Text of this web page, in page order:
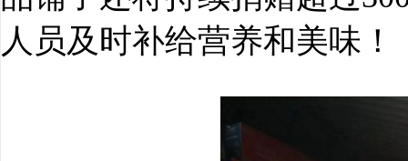
人员及时补给营养和美味！